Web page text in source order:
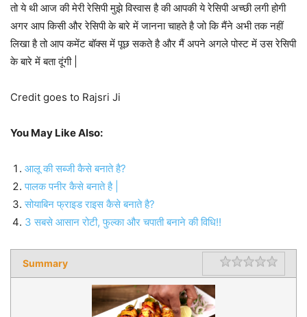
तो ये थी आज की मेरी रेसिपी मुझे विस्वास है की आपकी ये रेसिपी अच्छी लगी होगी
अगर आप किसी और रेसिपी के बारे में जानना चाहते है जो कि मैंने अभी तक नहीं
लिखा है तो आप कमेंट बॉक्स में पूछ सकते है और मैं अपने अगले पोस्ट में उस रेसिपी
के बारे में बता दूंगी |
Credit goes to Rajsri Ji
You May Like Also:
आलू की सब्जी कैसे बनाते है?
पालक पनीर कैसे बनाते है |
सोयाबिन फ्राइड राइस कैसे बनाते है?
3 सबसे आसान रोटी, फुल्का और चपाती बनाने की विधि!!
Summary Rating